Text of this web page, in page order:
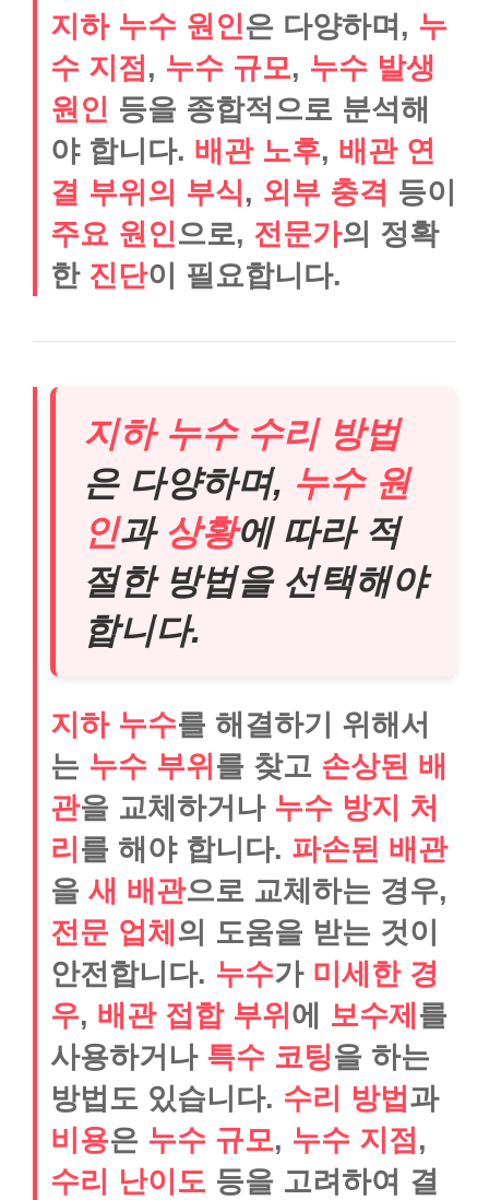
지하 누수 원인은 다양하며, 누
수 지점, 누수 규모, 누수 발생
원인 등을 종합적으로 분석해
야 합니다. 배관 노후, 배관 연
결 부위의 부식, 외부 충격 등이
주요 원인으로, 전문가의 정확
한 진단이 필요합니다.
지하 누수 수리 방법
은 다양하며, 누수 원
인과 상황에 따라 적
절한 방법을 선택해야
합니다.
지하 누수를 해결하기 위해서
는 누수 부위 를 찾고 손상된 배
관을 교체하거나 누수 방지 처
리 를 해야 합니다. 파손된 배관
을 새 배관으로 교체하는 경우,
전문 업체 의 도움을 받는 것이
안전합니다. 누수가 미세한 경
우, 배관 접합 부위 에 보수제 를
사용하거나 특수 코팅을 하는
방법도 있습니다. 수리 방법과
비용은 누수 규모, 누수 지점,
수리 난이도 등을 고려하여 결